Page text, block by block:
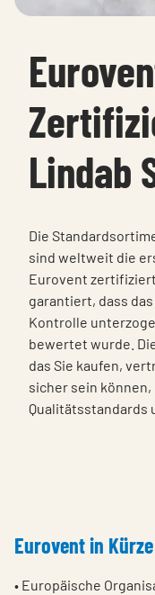
Lindab
Die
sind weltweit die
Eurovent
garantiert, dass
Kontrolle
bewertet wurde.
das Sie kaufen,
sicher sein
Qualitätsstandards
Eurovent in Kürze
• Europäische